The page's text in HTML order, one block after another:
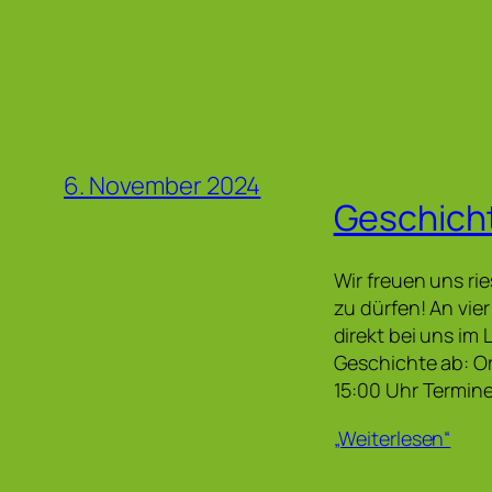
6. November 2024
Wir freuen uns
zu dürfen! An
direkt bei uns im
Geschichte ab:
15:00 Uhr
„Weiterlesen“